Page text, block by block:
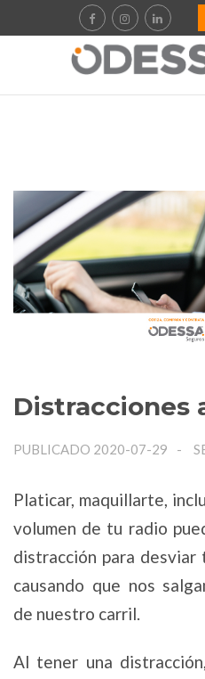
Distracciones
PUBLICADO 2020-07-29
Platicar, maquillarte,
volumen de tu radio
distracción para
causando que nos
de nuestro carril.
Al tener una